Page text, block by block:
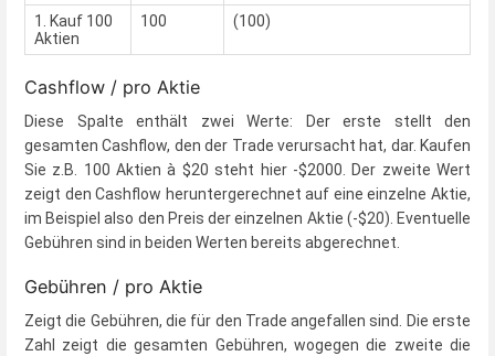
1. Kauf 100
Aktien
100 (100)
Cashflow / pro Aktie
Diese Spalte enthält zwei Werte: Der erste stellt den
gesamten Cashflow, den der Trade verursacht hat, dar. Kaufen
Sie z.B. 100 Aktien à $20 steht hier -$2000. Der zweite Wert
zeigt den Cashflow heruntergerechnet auf eine einzelne Aktie,
im Beispiel also den Preis der einzelnen Aktie (-$20). Eventuelle
Gebühren sind in beiden Werten bereits abgerechnet.
Gebühren / pro Aktie
Zeigt die Gebühren, die für den Trade angefallen sind. Die erste
Zahl zeigt die gesamten Gebühren, wogegen die zweite die